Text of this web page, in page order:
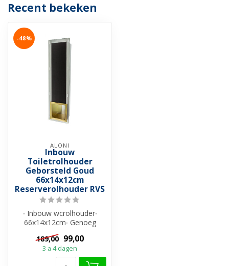
Recent bekeken
-48%
ALONI
Inbouw
Toiletrolhouder
Geborsteld Goud
66x14x12cm
Reserverolhouder RVS
∙ Inbouw wcrolhouder∙
66x14x12cm∙ Genoeg
ruimte voor 6 rollen ∙
Gemaakt van RVS ...
189,00 99,00
3 a 4 dagen